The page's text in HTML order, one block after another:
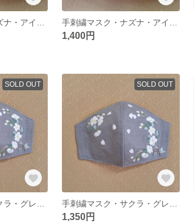
1,400円
SOLD OUT SOLD OUT
1,350円